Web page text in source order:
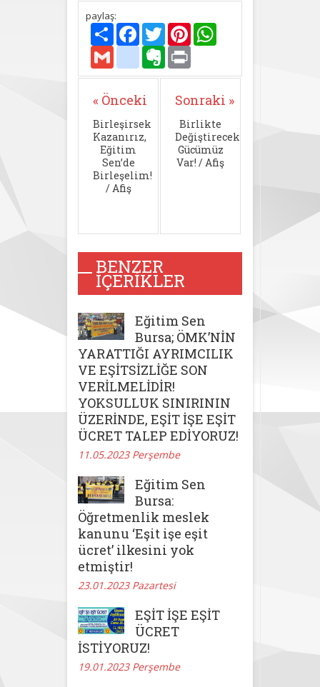
paylaş:
PaylaşFacebook
TwitterPinterest
Gmail deliciousEvernote
« Önceki
Birleşirsek
Kazanırız,
Eğitim
Sen’de
Birleşelim!
/ Afiş
Sonraki »
Birlikte
Değiştirecek
Gücümüz
Var! / Afiş
BENZER
İÇERIKLER
Eğitim Sen
Bursa; ÖMK’NİN
YARATTIĞI AYRIMCILIK
VE EŞİTSİZLİĞE SON
VERİLMELİDİR!
YOKSULLUK SINIRININ
ÜZERİNDE, EŞİT İŞE EŞİT
ÜCRET TALEP EDİYORUZ!
11.05.2023 Perşembe
Eğitim Sen
Bursa:
Öğretmenlik meslek
kanunu ‘Eşit işe eşit
ücret’ ilkesini yok
etmiştir!
23.01.2023 Pazartesi
EŞİT İŞE EŞİT
ÜCRET
İSTİYORUZ!
19.01.2023 Perşembe